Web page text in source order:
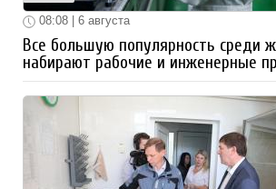
08:08 | 6 августа
Все большую популярность среди
набирают рабочие и инженерные